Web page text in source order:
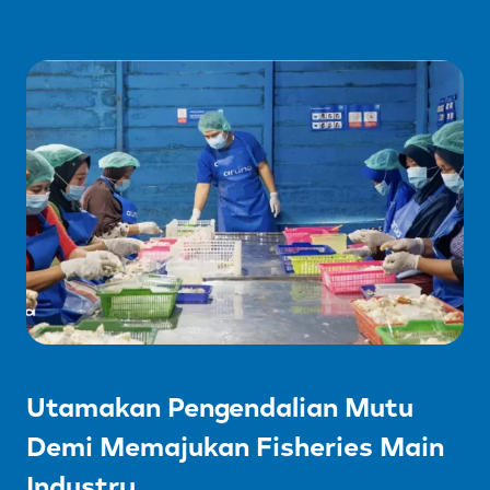
Utamakan Pengendalian Mutu
Demi Memajukan Fisheries Main